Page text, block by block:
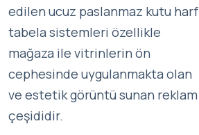
edilen ucuz paslanmaz kutu harf
tabela sistemleri özellikle
mağaza ile vitrinlerin ön
cephesinde uygulanmakta olan
ve estetik görüntü sunan reklam
çeşididir.